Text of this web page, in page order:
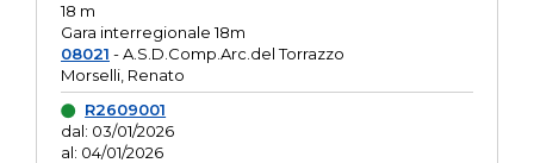
18 m
Gara interregionale 18m
08021 - A.S.D.Comp.Arc.del Torrazzo
Morselli, Renato
R2609001
dal: 03/01/2026
al: 04/01/2026